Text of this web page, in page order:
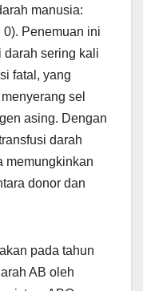
manusia:
0). Penemuan ini
darah sering kali
fatal, yang
sel
asing. Dengan
darah
memungkinkan
donor dan
pada tahun
AB oleh